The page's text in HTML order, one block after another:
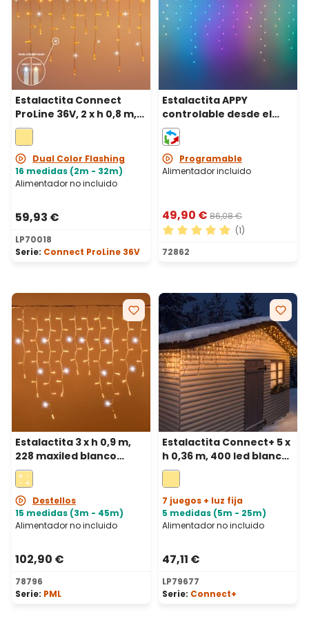
Estalactita Connect
ProLine 36V, 2 x h 0,8 m,
120 maxiled blanco
cálido, cable
transparente,
prolongable
Dual Color Flashing
16 medidas (2m - 32m)
Alimentador no incluido
59,93 €
LP70018
Serie: Connect ProLine 36V
Estalactita APPY
controlable desde el
smartphone, 5 x h 1,2 m,
225 Píxeles led RGB
Programable
Alimentador incluido
49,90 € 86,08 €
Calificación promedio de
(1)
72862
Estalactita 3 x h 0,9 m,
228 maxiled blanco
cálido y blanco frío,
prolongable, IP67
Destellos
15 medidas (3m - 45m)
Alimentador no incluido
102,90 €
78796
Serie: PML
Estalactita Connect+ 5 x
h 0,36 m, 400 led blanco
cálido, cable verde,
prolongable
7 juegos + luz fija
5 medidas (5m - 25m)
Alimentador no incluido
47,11 €
LP79677
Serie: Connect+